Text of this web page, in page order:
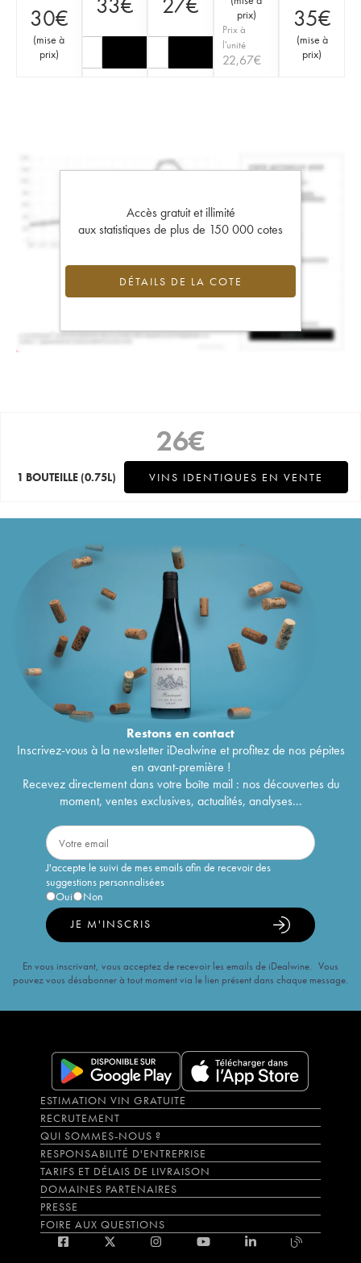
30€
(mise à
prix)
prix)
Prix à
l'unité
22,67€
35€
(mise à
prix)
Accès gratuit et illimité
aux statistiques de plus de 150 000 cotes
DÉTAILS DE LA COTE
26€
1 BOUTEILLE (0.75L) VINS IDENTIQUES EN VENTE
Restons encontact
Inscrivez-vous à la newsletter iDealwine et profitez de nos pépites
en avant-première !
Recevez directement dans votre boîte mail : nos découvertes du
moment, ventes exclusives, actualités, analyses...
J'accepte le suivi de mes emails afin de recevoir des
suggestions personnalisées
Oui
Non
JE M'INSCRIS
En vous inscrivant, vous acceptez de recevoir les emails de iDealwine. Vous
pouvez vous désabonner à tout moment via le lien présent dans chaque message.
ESTIMATION VIN GRATUITE
RECRUTEMENT
QUI SOMMES-NOUS ?
RESPONSABILITÉ D'ENTREPRISE
TARIFS ET DÉLAIS DE LIVRAISON
DOMAINES PARTENAIRES
PRESSE
FOIRE AUX QUESTIONS